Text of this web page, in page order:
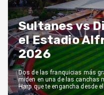
Sultanes vs
el Estadio
2026
Dos de las franquicias más
miden en una de las canchas
Harp que te engancha desde